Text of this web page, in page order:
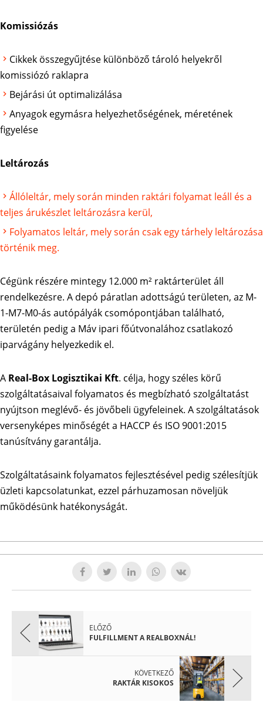
Komissiózás
Cikkek összegyűjtése különböző tároló helyekről
komissiózó raklapra
Bejárási út optimalizálása
Anyagok egymásra helyezhetőségének, méretének
figyelése
Leltározás
Állóleltár, mely során minden raktári folyamat leáll és a
teljes árukészlet leltározásra kerül,
Folyamatos leltár, mely során csak egy tárhely leltározása
történik meg.
Cégünk részére mintegy 12.000 m² raktárterület áll
rendelkezésre. A depó páratlan adottságú területen, az M-
1-M7-M0-ás autópályák csomópontjában található,
területén pedig a Máv ipari főútvonalához csatlakozó
iparvágány helyezkedik el.
A Real-Box Logisztikai Kft. célja, hogy széles körű
szolgáltatásaival folyamatos és megbízható szolgáltatást
nyújtson meglévő- és jövőbeli ügyfeleinek. A szolgáltatások
versenyképes minőségét a HACCP és ISO 9001:2015
tanúsítvány garantálja.
Szolgáltatásaink folyamatos fejlesztésével pedig szélesítjük
üzleti kapcsolatunkat, ezzel párhuzamosan növeljük
működésünk hatékonyságát.
ELŐZŐ
FULFILLMENT A REALBOXNÁL!
KÖVETKEZŐ
RAKTÁR KISOKOS